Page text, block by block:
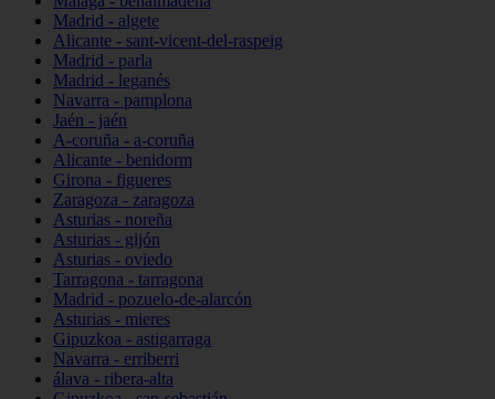
Madrid - algete
Alicante - sant-vicent-del-raspeig
Madrid - parla
Madrid - leganés
Navarra - pamplona
Jaén - jaén
A-coruña - a-coruña
Alicante - benidorm
Girona - figueres
Zaragoza - zaragoza
Asturias - noreña
Asturias - gijón
Asturias - oviedo
Tarragona - tarragona
Madrid - pozuelo-de-alarcón
Asturias - mieres
Gipuzkoa - astigarraga
Navarra - erriberri
álava - ribera-alta